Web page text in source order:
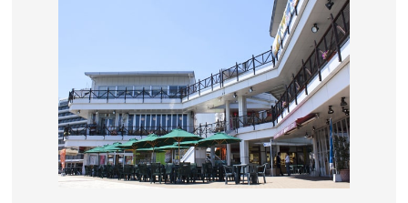
関ならではの展示が充実。国内では珍しいイルカと
アシカの共演ショーや、日本最大級のペンギン展示
施設「ペンギン村」も人気。
令和6年12月1日から令和7年夏ごろまで休館中
山口県下関市
入館料／大人(高校生含む)2,090円、小中学生940円、幼